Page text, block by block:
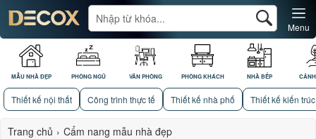
MẪU NHÀ ĐẸP PHÒNG NGỦ VĂN PHÒNG PHÒNG KHÁCH NHÀ BẾP
Menu
Thiết kế nội thất Công trình thực tế Thiết kế nhà phố Thiết kế kiến trúc
Trang chủ › Cẩm nang mẫu nhà đẹp